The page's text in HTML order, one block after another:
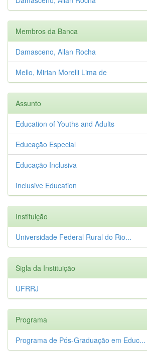
Membros da Banca
Damasceno, Allan Rocha
Mello, Mirian Morelli Lima de
Assunto
Education of Youths and Adults
Educação Especial
Educação Inclusiva
Inclusive Education
Instituição
Universidade Federal Rural do Rio...
Sigla da Instituição
UFRRJ
Programa
Programa de Pós-Graduação em Educ...